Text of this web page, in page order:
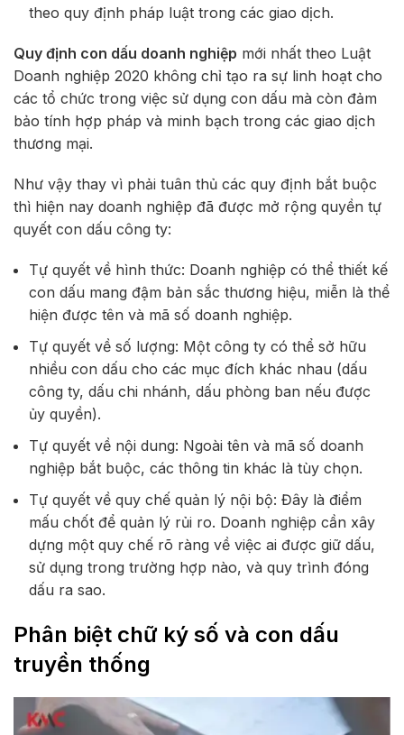
theo quy định pháp luật trong các giao dịch.
Quy định con dấu doanh nghiệp mới nhất theo Luật
Doanh nghiệp 2020 không chỉ tạo ra sự linh hoạt cho
các tổ chức trong việc sử dụng con dấu mà còn đảm
bảo tính hợp pháp và minh bạch trong các giao dịch
thương mại.
Như vậy thay vì phải tuân thủ các quy định bắt buộc
thì hiện nay doanh nghiệp đã được mở rộng quyền tự
quyết con dấu công ty:
Tự quyết về hình thức: Doanh nghiệp có thể thiết kế
con dấu mang đậm bản sắc thương hiệu, miễn là thể
hiện được tên và mã số doanh nghiệp.
Tự quyết về số lượng: Một công ty có thể sở hữu
nhiều con dấu cho các mục đích khác nhau (dấu
công ty, dấu chi nhánh, dấu phòng ban nếu được
ủy quyền).
Tự quyết về nội dung: Ngoài tên và mã số doanh
nghiệp bắt buộc, các thông tin khác là tùy chọn.
Tự quyết về quy chế quản lý nội bộ: Đây là điểm
mấu chốt để quản lý rủi ro. Doanh nghiệp cần xây
dựng một quy chế rõ ràng về việc ai được giữ dấu,
sử dụng trong trường hợp nào, và quy trình đóng
dấu ra sao.
Phân biệt chữ ký số và con dấu
truyền thống